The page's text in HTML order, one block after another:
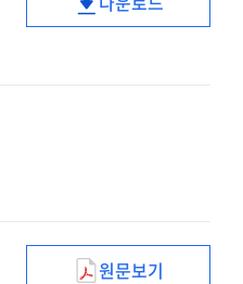
발걸음,
국가창업시대를
[전자자료]
원문보기